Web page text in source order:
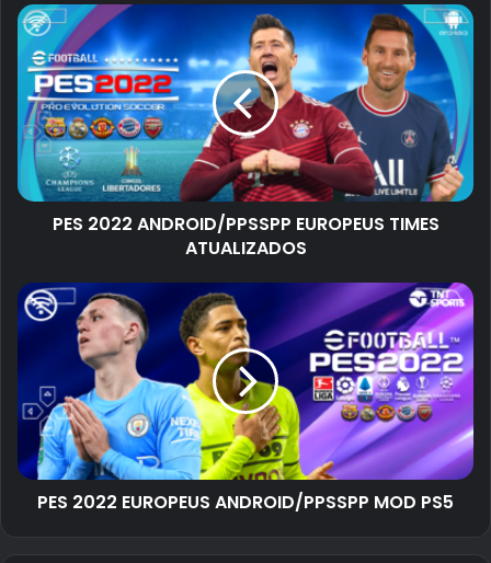
PES 2022 ANDROID/PPSSPP EUROPEUS TIMES
ATUALIZADOS
PES 2022 EUROPEUS ANDROID/PPSSPP MOD PS5